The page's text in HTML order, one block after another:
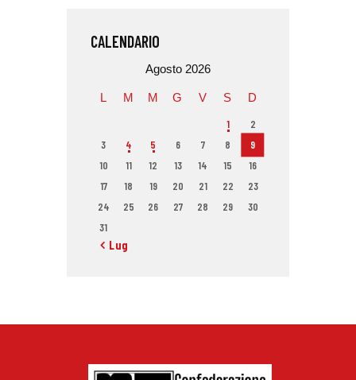
CALENDARIO
Agosto 2026
L M M G V S D
1
2
3
4 5 6 7 8
9
10
11 12 13 14 15
16
17
18 19 20 21 22
23
24
25 26 27 28 29
30
31
« Lug